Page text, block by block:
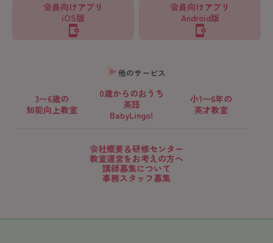
会員向けアプリ
iOS版
会員向けアプリ
Android版
他のサービス
3〜6歳の
知能向上教室
0歳からのおうち
英語
BabyLingo!
小1〜6年の
英才教室
会社概要＆研修センター
教室運営をお考えの方へ
講師募集について
事務スタッフ募集